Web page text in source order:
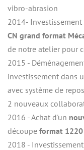
vibro-abrasion
2014-
CN grand format
de notre atelier pour
2015 -
investissement dans
avec système de
2 nouveaux
2016 - Achat d'un
découpe format
2018 -